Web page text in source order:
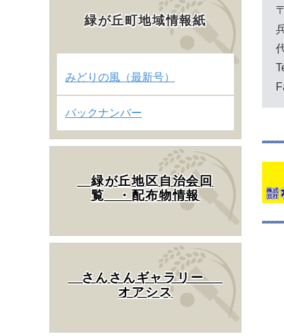
緑が丘町地域情報紙
みどりの風（最新号）
バックナンバー
緑が丘地区自治会回
覧 ・配布物情報
さんさんギャラリー
オアシス